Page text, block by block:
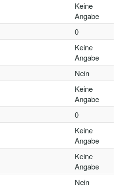
Keine
Angabe
0
Keine
Angabe
Nein
Keine
Angabe
0
Keine
Angabe
Keine
Angabe
Nein